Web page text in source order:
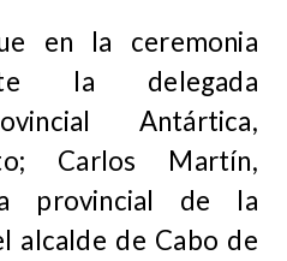
en la ceremonia
la delegada
Antártica,
Carlos Martín,
provincial de la
alcalde de Cabo de